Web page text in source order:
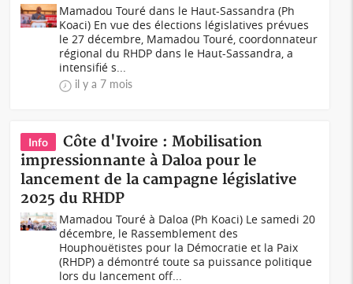
Mamadou Touré dans le Haut-Sassandra (Ph
Koaci) En vue des élections législatives prévues
le 27 décembre, Mamadou Touré, coordonnateur
régional du RHDP dans le Haut-Sassandra, a
intensifié s...
il y a 7 mois
Info
Côte d'Ivoire : Mobilisation
impressionnante à Daloa pour le
lancement de la campagne législative
2025 du RHDP
Mamadou Touré à Daloa (Ph Koaci) Le samedi 20
décembre, le Rassemblement des
Houphouëtistes pour la Démocratie et la Paix
(RHDP) a démontré toute sa puissance politique
lors du lancement off...